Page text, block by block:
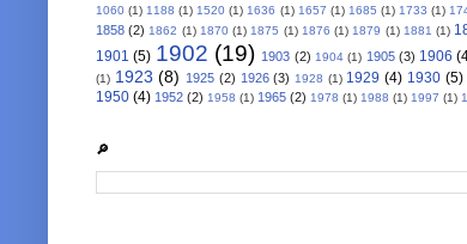
1060 (1) 1188 (1) 1520 (1) 1636 (1) 1657 (1) 1685 (1) 1733 (1)
1858 (2) 1862 (1) 1870 (1) 1875 (1) 1876 (1) 1879 (1) 1881 (1)
1901 (5) 1902 (19) 1903 (2) 1904 (1) 1905 (3) 1906
(1) 1923 (8) 1925 (2) 1926 (3) 1928 (1) 1929 (4) 1930 (5)
1950 (4) 1952 (2) 1958 (1) 1965 (2) 1978 (1) 1988 (1) 1997 (1)
🔎